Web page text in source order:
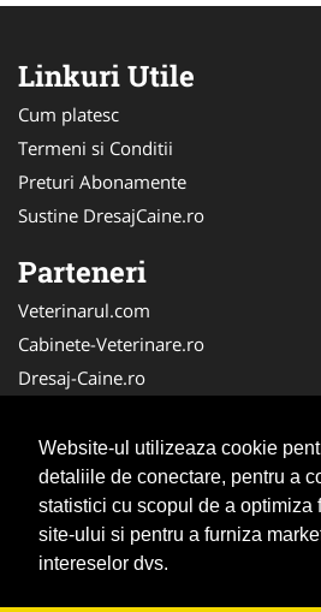
Website-ul utilizeaza cookie
detaliile de conectare, pentru a
statistici cu scopul de a optimiza
site-ului si pentru a furniza
intereselor dvs.
Linkuri Utile
Cum platesc
Termeni si Conditii
Preturi Abonamente
Sustine DresajCaine.ro
Parteneri
Veterinarul.com
Cabinete-Veterinare.ro
Dresaj-Caine.ro
Medic-Bun.com
SalonFrizerieCanina.com
DresajCaine.ro
NonStopDeschis.ro